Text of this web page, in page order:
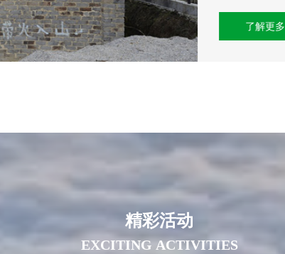
了解更多
精彩活动
EXCITING ACTIVITIES